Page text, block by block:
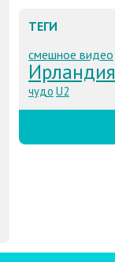
ТЕГИ
смешное видео
Ирландия
чудо U2